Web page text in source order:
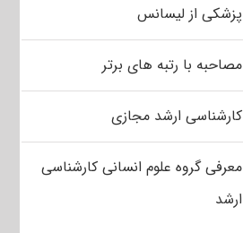
پزشکی از لیسانس
مصاحبه با رتبه های برتر
کارشناسی ارشد مجازی
معرفی گروه علوم انسانی کارشناسی
ارشد